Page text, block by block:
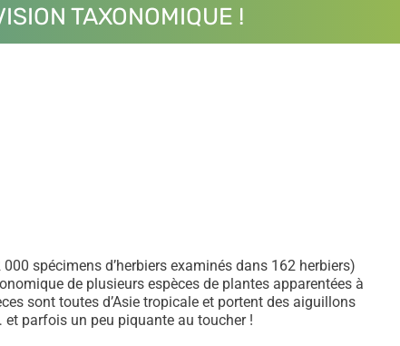
TAXONOMIQUE !
spécimens d’herbiers examinés dans 162 herbiers)
de plusieurs espèces de plantes apparentées à
sont toutes d’Asie tropicale et portent des aiguillons
et parfois un peu piquante au toucher !